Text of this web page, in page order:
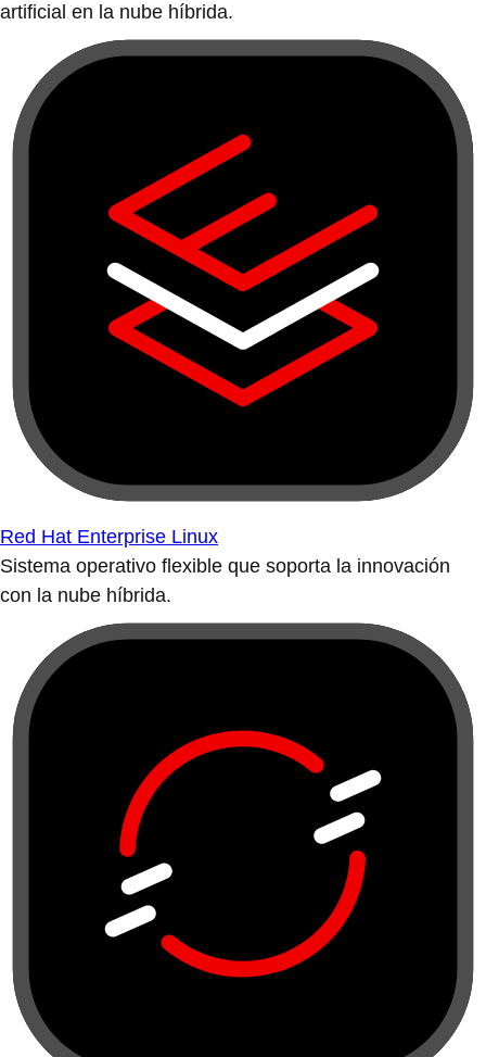
artificial en la nube híbrida.
Red Hat Enterprise Linux
Sistema operativo flexible que soporta la innovación
con la nube híbrida.